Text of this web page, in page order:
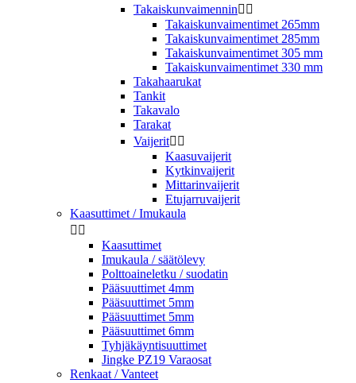
Takaiskunvaimennin 
Takaiskunvaimentimet 265mm
Takaiskunvaimentimet 285mm
Takaiskunvaimentimet 305 mm
Takaiskunvaimentimet 330 mm
Takahaarukat
Tankit
Takavalo
Tarakat
Vaijerit 
Kaasuvaijerit
Kytkinvaijerit
Mittarinvaijerit
Etujarruvaijerit
Kaasuttimet / Imukaula
 
Kaasuttimet
Imukaula / säätölevy
Polttoaineletku / suodatin
Pääsuuttimet 4mm
Pääsuuttimet 5mm
Pääsuuttimet 5mm
Pääsuuttimet 6mm
Tyhjäkäyntisuuttimet
Jingke PZ19 Varaosat
Renkaat / Vanteet